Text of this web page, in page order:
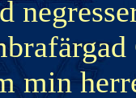
min